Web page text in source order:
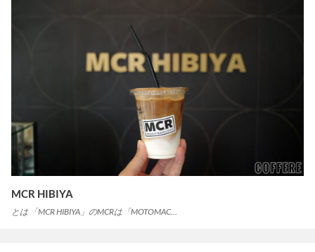
MCR HIBIYA
とは 「MCR HIBIYA」のMCRは「MOTOMAC…